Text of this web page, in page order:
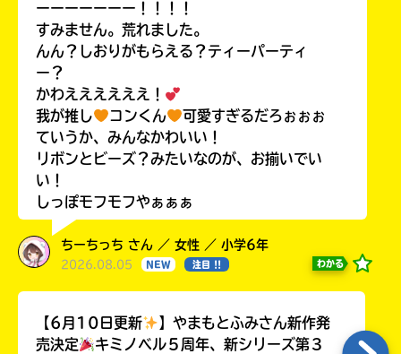
ーーーーーーー！！！！
すみません。荒れました。
んん？しおりがもらえる？ティーパーティ
ー？
かわええええええ！
我が推し
コンくん
可愛すぎるだろぉぉぉ
ていうか、みんなかわいい！
リボンとビーズ？みたいなのが、お揃いでい
い！
しっぽモフモフやぁぁぁ
ちーちっち さん ／ 女性 ／ 小学6年
2026.08.05 NEW 注目 !! わかる
【6月10日更新
】やまもとふみさん新作発
売決定
キミノベル５周年、新シリーズ第３